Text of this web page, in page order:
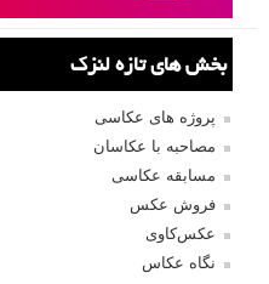
بخش های تازه لنزک
پروژه های عکاسی
مصاحبه با عکاسان
مسابقه عکاسی
فروش عکس
عکس‌کاوی
نگاه عکاس